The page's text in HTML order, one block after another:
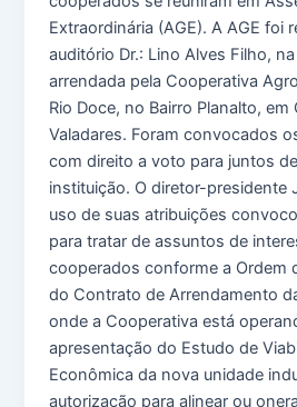
Extraordinária (AGE). A AGE foi
auditório Dr.: Lino Alves Filho,
arrendada pela Cooperativa
Rio Doce, no Bairro Planalto, em
Valadares. Foram convocados
com direito a voto para juntos
instituição. O diretor-presidente
uso de suas atribuições
para tratar de assuntos de
cooperados conforme a Ordem
do Contrato de Arrendamento
onde a Cooperativa está
apresentação do Estudo de
Econômica da nova unidade
autorização para alinear ou